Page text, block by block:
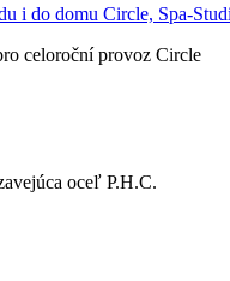
oceľ P.H.C.